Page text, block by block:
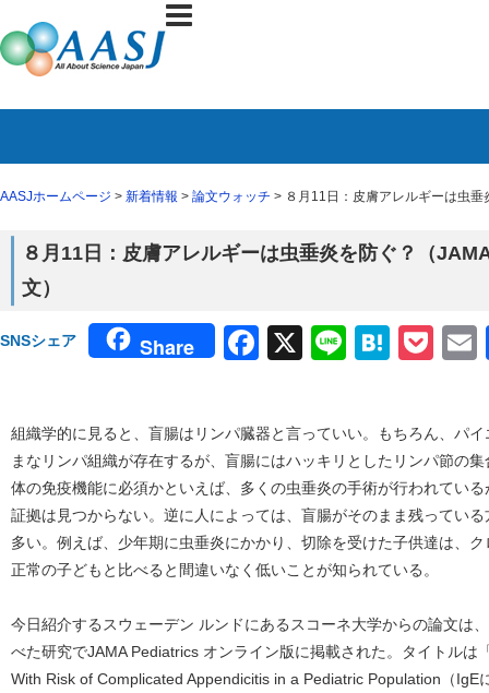
AASJホームページ > 新着情報 > 論文ウォッチ > ８月11日：皮膚アレルギーは虫
８月11日：皮膚アレルギーは虫垂炎を防ぐ？（
文）
SNSシェア Share Facebook
X Line
組織学的に見ると、盲腸はリンパ臓器と言っていい。もちろん、パ
まなリンパ組織が存在するが、盲腸にはハッキリとしたリンパ節の
体の免疫機能に必須かといえば、多くの虫垂炎の手術が行われてい
証拠は見つからない。逆に人によっては、盲腸がそのまま残ってい
多い。例えば、少年期に虫垂炎にかかり、切除を受けた子供達は、
正常の子どもと比べると間違いなく低いことが知られている。
今日紹介するスウェーデン ルンドにあるスコーネ大学からの論文は
べた研究でJAMA Pediatrics オンライン版に掲載された。タイトルは
With Risk of Complicated Appendicitis in a Pediatric Population（IgE